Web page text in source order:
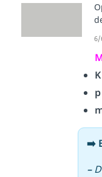
Z
K
p
➡️
–
6/